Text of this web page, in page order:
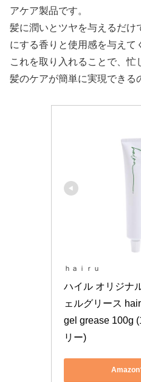
アケア製品です。
髪に潤いとツヤを与えるだけ
にする香りと使用感を与えて
これを取り入れることで、忙
髪のケアが簡単に実現できる
ｈａｉｒｕ
ハイル オリジナ
ェルグリース
gel grease 100g
リー)
Amazon